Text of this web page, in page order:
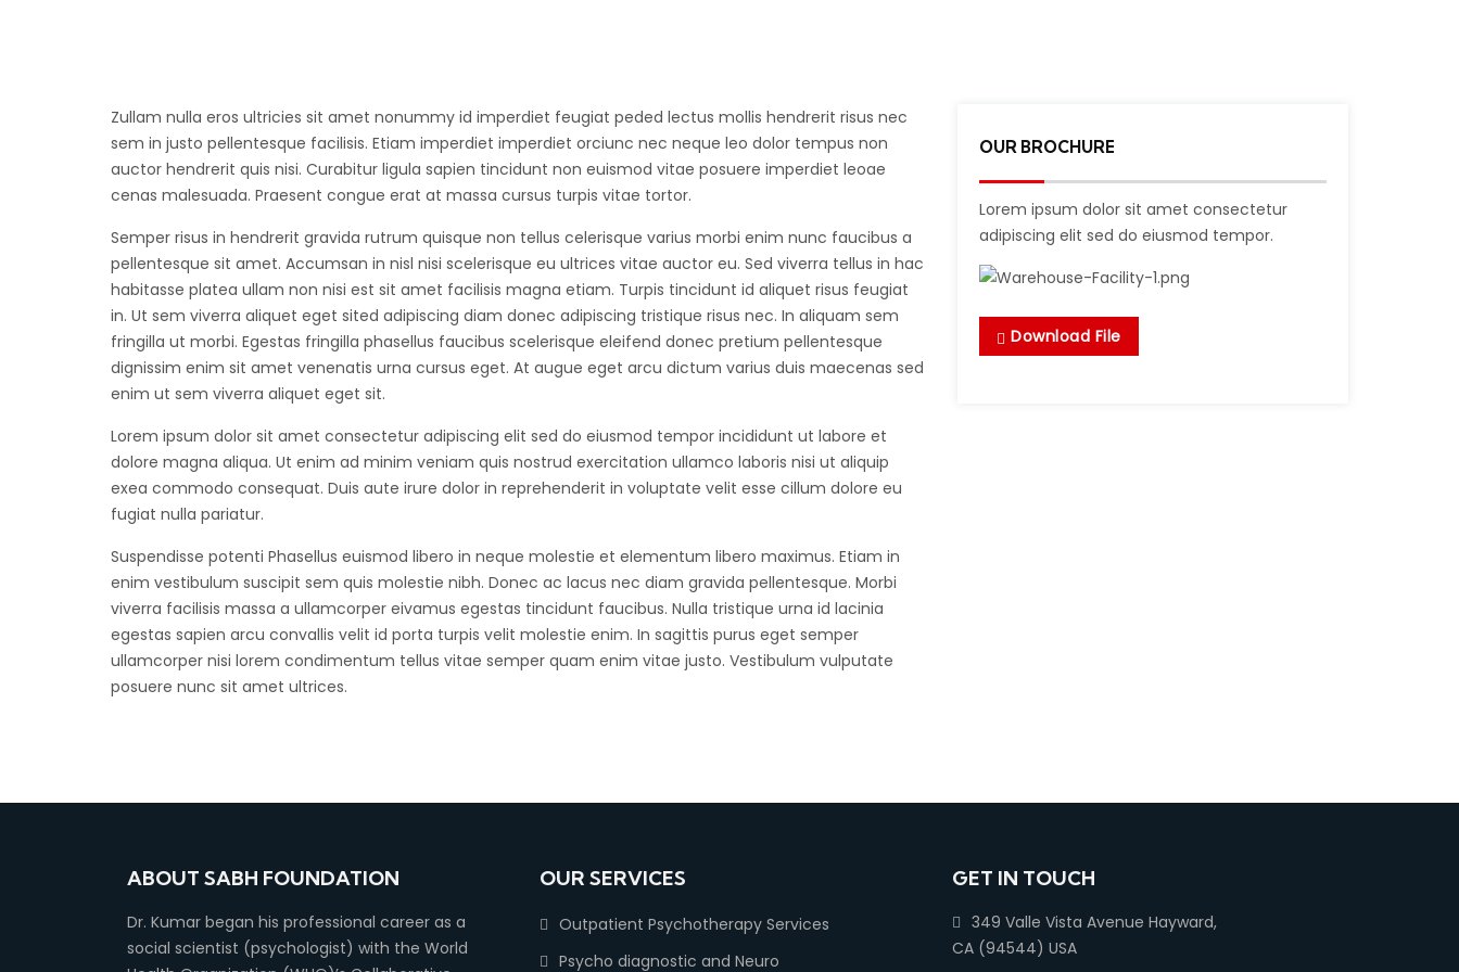
Zullam nulla eros ultricies sit amet nonummy id imperdiet feugiat peded lectus mollis hendrerit risus nec
sem in justo pellentesque facilisis. Etiam imperdiet imperdiet orciunc nec neque leo dolor tempus non
auctor hendrerit quis nisi. Curabitur ligula sapien tincidunt non euismod vitae posuere imperdiet leoae
cenas malesuada. Praesent congue erat at massa cursus turpis vitae tortor.
Semper risus in hendrerit gravida rutrum quisque non tellus celerisque varius morbi enim nunc faucibus a
pellentesque sit amet. Accumsan in nisl nisi scelerisque eu ultrices vitae auctor eu. Sed viverra tellus in hac
habitasse platea ullam non nisi est sit amet facilisis magna etiam. Turpis tincidunt id aliquet risus feugiat
in. Ut sem viverra aliquet eget sited adipiscing diam donec adipiscing tristique risus nec. In aliquam sem
fringilla ut morbi. Egestas fringilla phasellus faucibus scelerisque eleifend donec pretium pellentesque
dignissim enim sit amet venenatis urna cursus eget. At augue eget arcu dictum varius duis maecenas sed
enim ut sem viverra aliquet eget sit.
Lorem ipsum dolor sit amet consectetur adipiscing elit sed do eiusmod tempor incididunt ut labore et
dolore magna aliqua. Ut enim ad minim veniam quis nostrud exercitation ullamco laboris nisi ut aliquip
exea commodo consequat. Duis aute irure dolor in reprehenderit in voluptate velit esse cillum dolore eu
fugiat nulla pariatur.
Suspendisse potenti Phasellus euismod libero in neque molestie et elementum libero maximus. Etiam in
enim vestibulum suscipit sem quis molestie nibh. Donec ac lacus nec diam gravida pellentesque. Morbi
viverra facilisis massa a ullamcorper eivamus egestas tincidunt faucibus. Nulla tristique urna id lacinia
egestas sapien arcu convallis velit id porta turpis velit molestie enim. In sagittis purus eget semper
ullamcorper nisi lorem condimentum tellus vitae semper quam enim vitae justo. Vestibulum vulputate
posuere nunc sit amet ultrices.
OUR BROCHURE
Lorem ipsum dolor sit amet consectetur
adipiscing elit sed do eiusmod tempor.
Download File
ABOUT SABH FOUNDATION
Dr. Kumar began his professional career as a
social scientist (psychologist) with the World
OUR SERVICES
Outpatient Psychotherapy Services
Psycho diagnostic and Neuro
GET IN TOUCH
349 Valle Vista Avenue Hayward,
CA (94544) USA